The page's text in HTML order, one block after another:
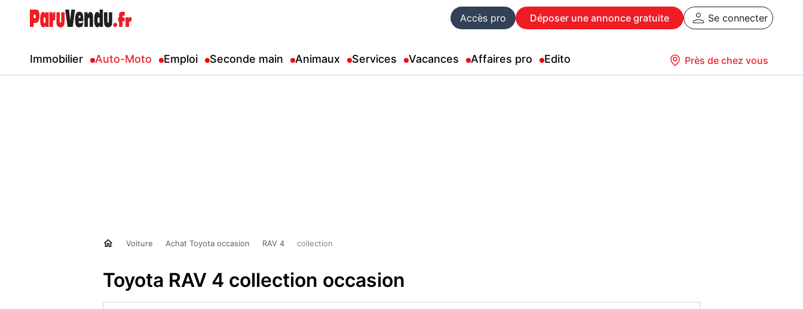
Accès pro Déposer une annonce gratuite Se connecter
Immobilier Auto-Moto Emploi Seconde main Animaux Services Vacances Affaires pro Edito Près de chez vous
Voiture Achat Toyota occasion RAV 4 collection
Toyota RAV 4 collection occasion